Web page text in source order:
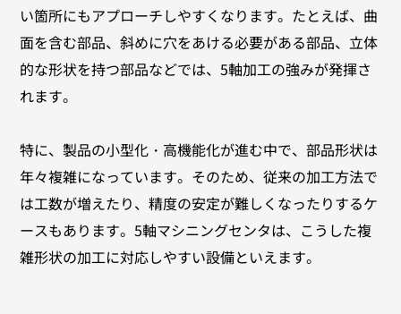
い箇所にもアプローチしやすくなります。たとえば、曲
面を含む部品、斜めに穴をあける必要がある部品、立体
的な形状を持つ部品などでは、5軸加工の強みが発揮さ
れます。
特に、製品の小型化・高機能化が進む中で、部品形状は
年々複雑になっています。そのため、従来の加工方法で
は工数が増えたり、精度の安定が難しくなったりするケ
ースもあります。5軸マシニングセンタは、こうした複
雑形状の加工に対応しやすい設備といえます。